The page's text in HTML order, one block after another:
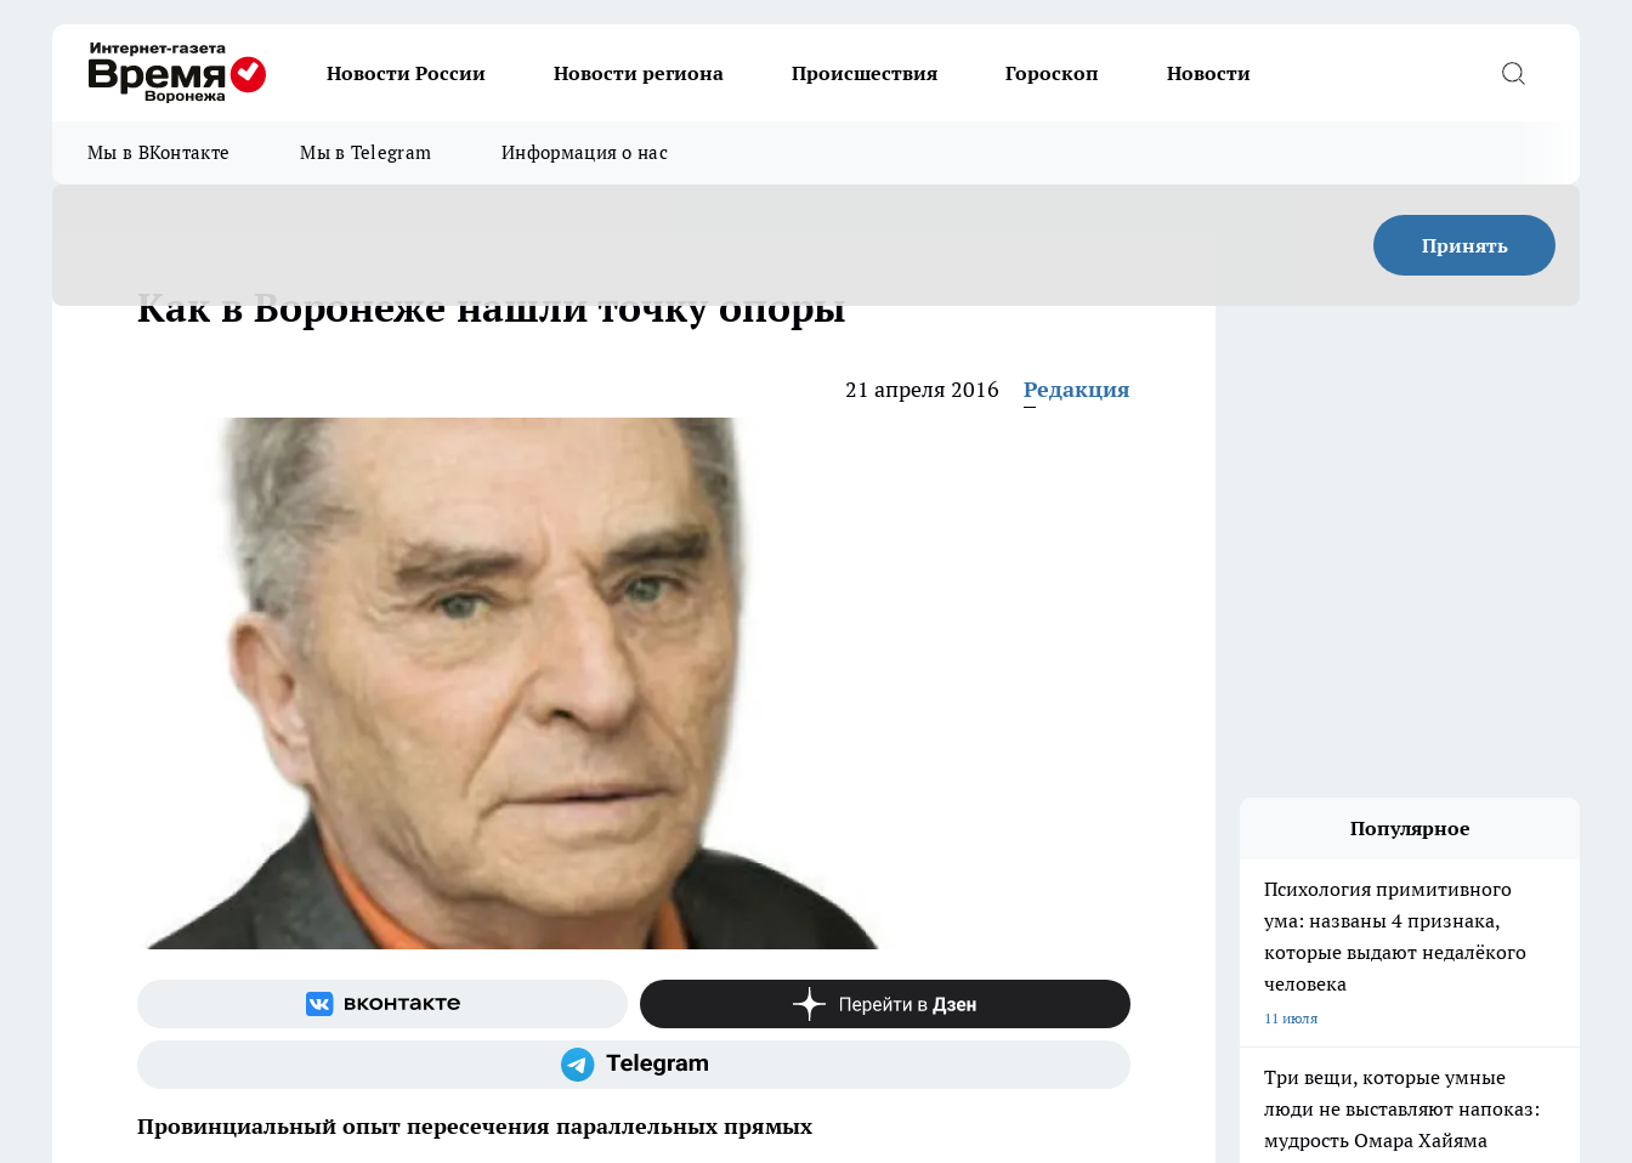
Новости России Новости региона Происшествия Гороскоп Новости
Мы в ВКонтакте Мы в Telegram Информация о нас
Принять
Как в Воронеже нашли точку опоры
21 апреля 2016 Редакция
Провинциальный опыт пересечения параллельных прямых
Популярное
Психология примитивного
ума: названы 4 признака,
которые выдают недалёкого
человека
11 июля
Три вещи, которые умные
люди не выставляют напоказ:
мудрость Омара Хайяма